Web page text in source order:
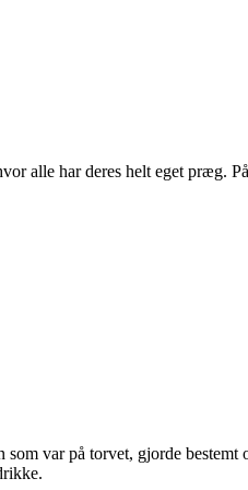
alle har deres helt eget præg.
var på torvet, gjorde bestemt